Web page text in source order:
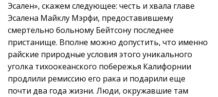
Эсален», скажем следующее: честь и хвала главе
Эсалена Майклу Мэрфи, предоставившему
смертельно больному Бейтсону последнее
пристанище. Вполне можно допустить, что именно
райские природные условия этого уникального
уголка тихоокеанского побережья Калифорнии
продлили ремиссию его рака и подарили еще
почти два года жизни. Люди, окружавшие там